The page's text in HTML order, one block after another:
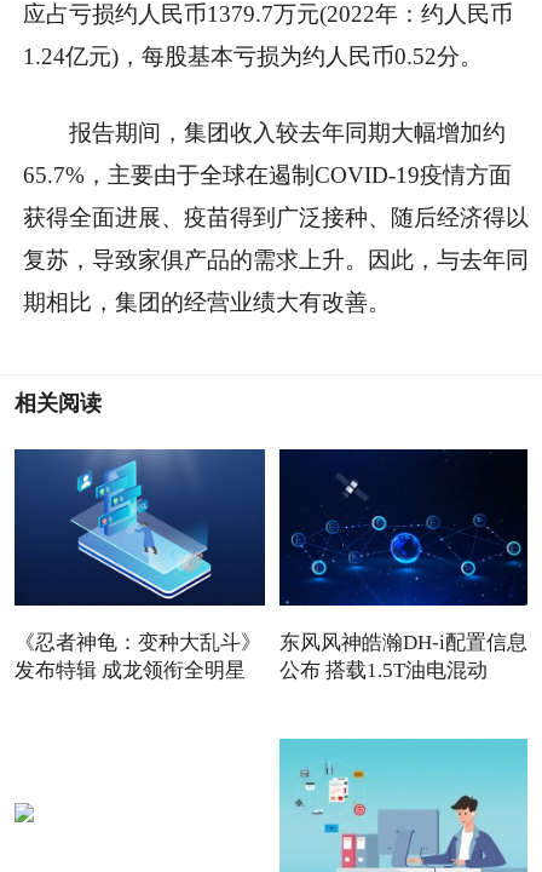
应占亏损约人民币1379.7万元(2022年：约人民币
1.24亿元)，每股基本亏损为约人民币0.52分。
报告期间，集团收入较去年同期大幅增加约
65.7%，主要由于全球在遏制COVID-19疫情方面
获得全面进展、疫苗得到广泛接种、随后经济得以
复苏，导致家俱产品的需求上升。因此，与去年同
期相比，集团的经营业绩大有改善。
相关阅读
《忍者神龟：变种大乱斗》
发布特辑 成龙领衔全明星
东风风神皓瀚DH-i配置信息
公布 搭载1.5T油电混动